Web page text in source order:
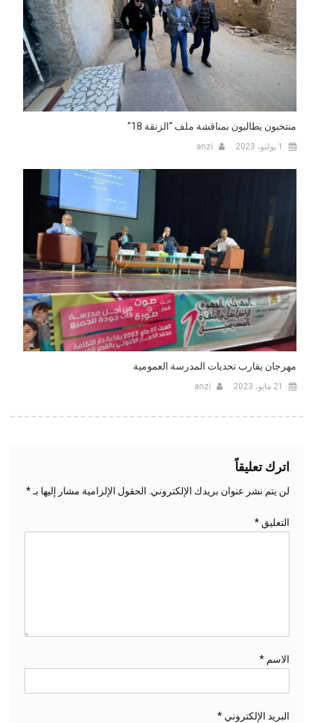
منتخبون يطالبون بمناقشة ملف “الزنقة 18”
1 يوليو، 2023 anzi
مهرجان يقارب تحديات المدرسة العمومية
21 مايو، 2023 anzi
اترك تعليقاً
لن يتم نشر عنوان بريدك الإلكتروني. الحقول الإلزامية مشار إليها بـ*
التعليق*
الاسم *
البريد الإلكتروني *